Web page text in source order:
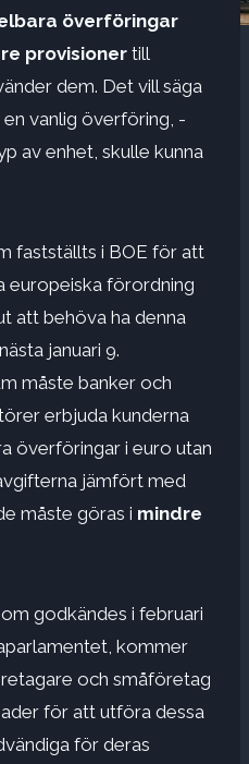
överföringar
provisioner till
dem. Det vill säga
vanlig överföring, -
av enhet, skulle kunna
fastställts i BOE för att
europeiska förordning
att behöva ha denna
januari 9.
måste banker och
erbjuda kunderna
överföringar i euro utan
jämfört med
måste göras i mindre
godkändes i februari
kommer
och småföretag
för att utföra dessa
för deras